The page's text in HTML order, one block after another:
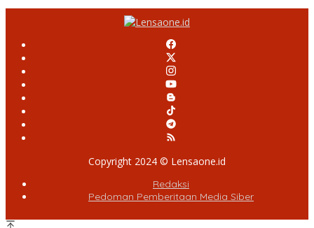
Copyright 2024 © Lensaone.id
Redaksi
Pedoman Pemberitaan Media Siber